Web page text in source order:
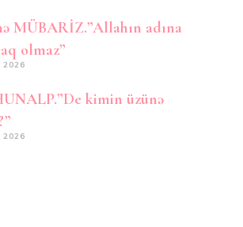
MÜBARİZ.”Allahın adına
olmaz”
2026
kimin üzünə
2026